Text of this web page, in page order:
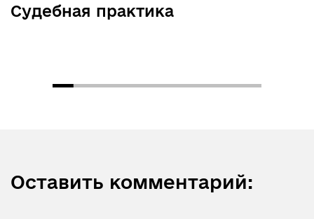
Судебная практика
Оставить комментарий: